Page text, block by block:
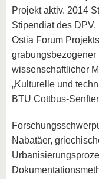
Projekt aktiv. 2014
Stipendiat des
Ostia Forum
grabungsbezogener
wissenschaftlicher
„Kulturelle und
BTU Cottbus-
Nabatäer,